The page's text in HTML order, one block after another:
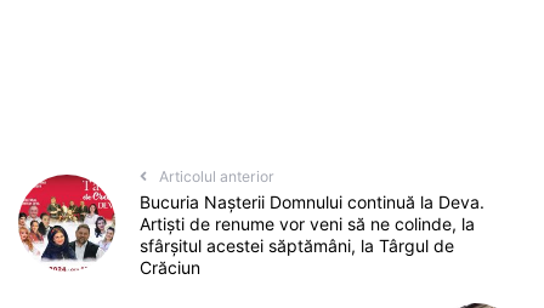
Articolul anterior
Bucuria Nașterii Domnului continuă la Deva.
Artiști de renume vor veni să ne colinde, la
sfârșitul acestei săptămâni, la Târgul de
Crăciun